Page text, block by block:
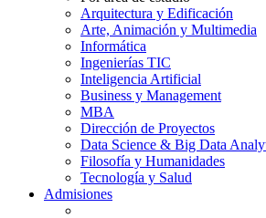
Arquitectura y Edificación
Arte, Animación y Multimedia
Informática
Ingenierías TIC
Inteligencia Artificial
Business y Management
MBA
Dirección de Proyectos
Data Science & Big Data
Filosofía y Humanidades
Tecnología y Salud
Admisiones